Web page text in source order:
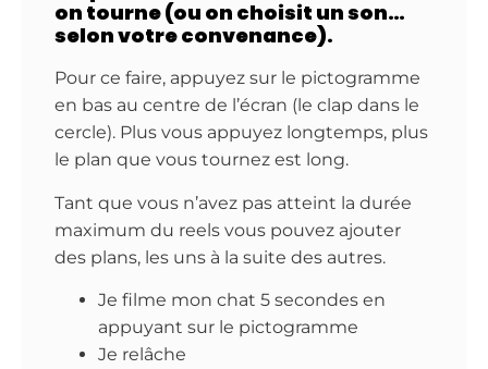
on tourne (ou on choisit un son…
selon votre convenance).
Pour ce faire, appuyez sur le pictogramme
en bas au centre de l’écran (le clap dans le
cercle). Plus vous appuyez longtemps, plus
le plan que vous tournez est long.
Tant que vous n’avez pas atteint la durée
maximum du reels vous pouvez ajouter
des plans, les uns à la suite des autres.
Je filme mon chat 5 secondes en
appuyant sur le pictogramme
Je relâche